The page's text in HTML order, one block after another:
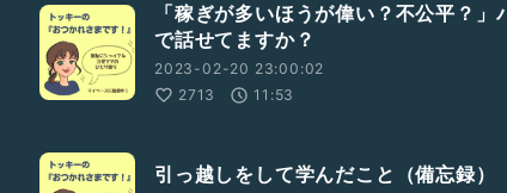
「稼ぎが多いほうが偉い？不公平？」
で話せてますか？
2023-02-20 23:00:02
2713
11:53
引っ越しをして学んだこと（備忘録）